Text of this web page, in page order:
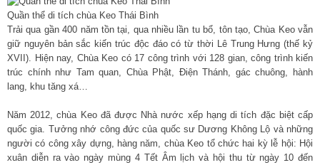
Quần thể di tích chùa Keo Thái Bình
Trải qua gần 400 năm tồn tại, qua nhiều lần tu bổ, tôn tạo, Chùa Keo vẫn
giữ nguyên bản sắc kiến trúc độc đáo có từ thời Lê Trung Hưng (thế kỷ
XVII). Hiện nay, Chùa Keo có 17 công trình với 128 gian, công trình kiến
trúc chính như Tam quan, Chùa Phật, Điện Thánh, gác chuông, hành
lang, khu tăng xá…
Năm 2012, chùa Keo đã được Nhà nước xếp hạng di tích đặc biệt cấp
quốc gia. Tưởng nhớ công đức của quốc sư Dương Không Lộ và những
người có công xây dựng, hàng năm, chùa Keo tổ chức hai kỳ lễ hội: Hội
xuân diễn ra vào ngày mùng 4 Tết Âm lịch và hội thu từ ngày 10 đến